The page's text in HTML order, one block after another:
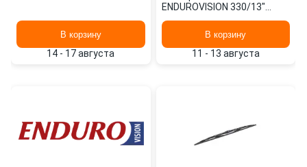
В корзину
14 - 17 августа
ENDUROVISION 330/13"
В корзину
11 - 13 августа